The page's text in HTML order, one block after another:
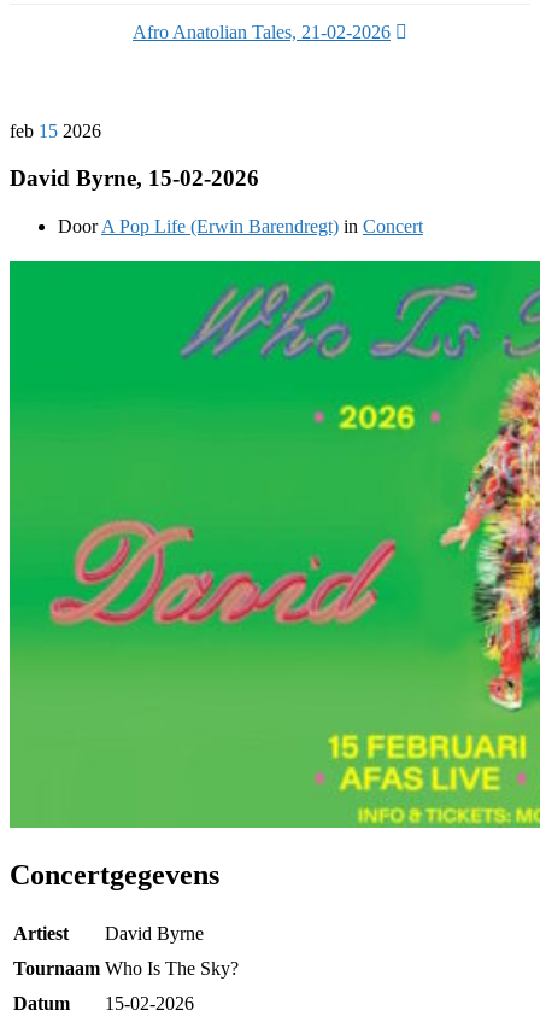
Afro Anatolian Tales, 21-02-2026
feb 15 2026
David Byrne, 15-02-2026
DoorA Pop Life (Erwin Barendregt) in Concert
Concertgegevens
Artiest
David Byrne
Tournaam Who Is The Sky?
Datum
15-02-2026